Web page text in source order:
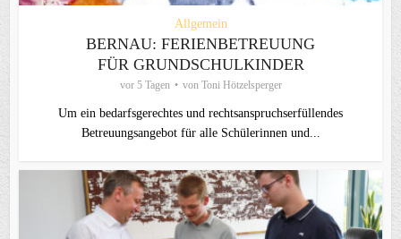
Allgemein
BERNAU: FERIENBETREUUNG
FÜR GRUNDSCHULKINDER
vor 5 Tagen von Toni Hötzelsperger
Um ein bedarfsgerechtes und rechtsanspruchserfüllendes
Betreuungsangebot für alle Schülerinnen und...